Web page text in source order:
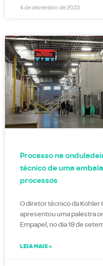
4 de dezembro de 2023
Processo na
técnico de uma
processos
O diretor técnico da Kohler
apresentou uma palestra
Empapel, no dia 18 de
LEIA MAIS »